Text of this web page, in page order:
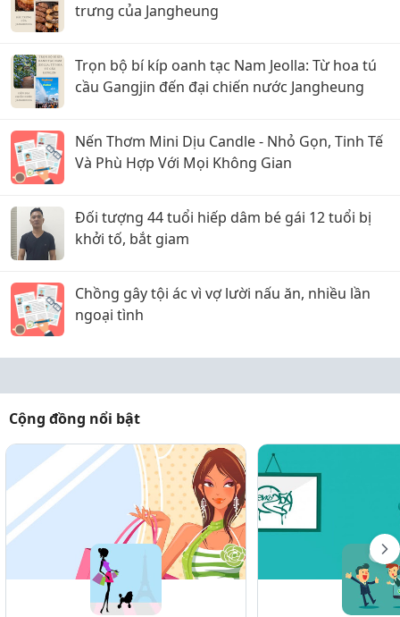
trưng của Jangheung
Trọn bộ bí kíp oanh tạc Nam Jeolla: Từ hoa tú
cầu Gangjin đến đại chiến nước Jangheung
Nến Thơm Mini Dịu Candle - Nhỏ Gọn, Tinh Tế
Và Phù Hợp Với Mọi Không Gian
Đối tượng 44 tuổi hiếp dâm bé gái 12 tuổi bị
khởi tố, bắt giam
Chồng gây tội ác vì vợ lười nấu ăn, nhiều lần
ngoại tình
Cộng đồng nổi bật